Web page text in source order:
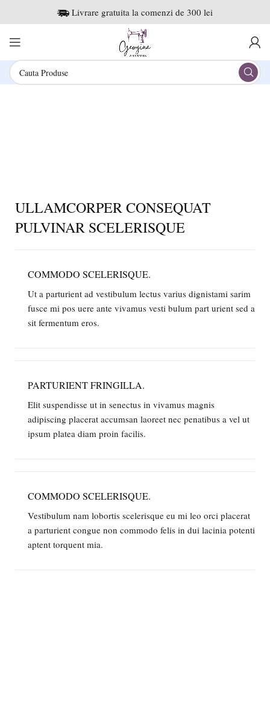
Livrare gratuita la comenzi de 300 lei
ULLAMCORPER CONSEQUAT
PULVINAR SCELERISQUE
COMMODO SCELERISQUE.
Ut a parturient ad vestibulum lectus varius dignistami sarim
fusce mi pos uere ante vivamus vesti bulum part urient sed a
sit fermentum eros.
PARTURIENT FRINGILLA.
Elit suspendisse ut in senectus in vivamus magnis
adipiscing placerat accumsan laoreet nec penatibus a vel ut
ipsum platea diam proin facilis.
COMMODO SCELERISQUE.
Vestibulum nam lobortis scelerisque eu mi leo orci placerat
a parturient congue non commodo felis in dui lacinia potenti
aptent torquent mia.